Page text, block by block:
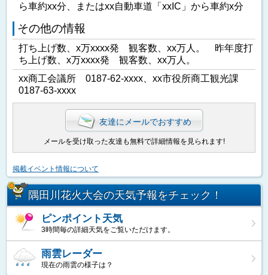
ら車約xx分、またはxx自動車道「xxIC」から車約x分
その他の情報
打ち上げ数、x万xxxx発 観客数、xx万人。 昨年度打
ち上げ数、x万xxxx発 観客数、xx万人。
xx商工会議所 0187-62-xxxx、xx市役所商工観光課
0187-63-xxxx
友達にメールでおすすめ
メールを受け取った友達も無料で詳細情報を見られます!
掲載イベント情報について
隅田川花火大会の天気予報をチェック！
ピンポイント天気
3時間毎の詳細天気をご覧いただけます。
雨雲レーダー
現在の雨雲の様子は？